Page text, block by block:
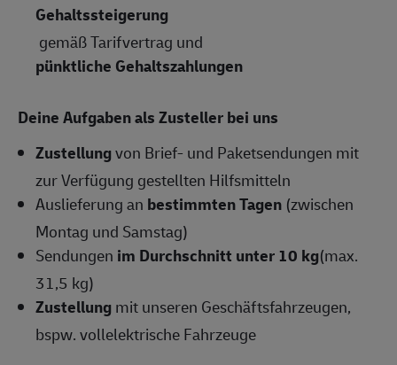
Gehaltssteigerung
gemäß Tarifvertrag und
pünktliche Gehaltszahlungen
Deine Aufgaben als Zusteller bei uns
Zustellungvon Brief- und Paketsendungen mit
zur Verfügung gestellten Hilfsmitteln
Auslieferung an bestimmten Tagen (zwischen
Montag und Samstag)
Sendungen im Durchschnitt unter 10 kg(max.
31,5 kg)
Zustellungmit unseren Geschäftsfahrzeugen,
bspw. vollelektrische Fahrzeuge